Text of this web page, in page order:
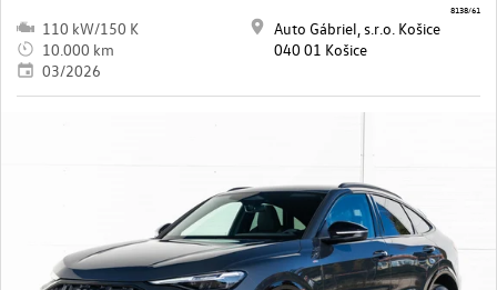
110 kW/150 K
10.000 km
03/2026
Auto Gábriel, s.r.o. Košice
040 01 Košice
8138/61